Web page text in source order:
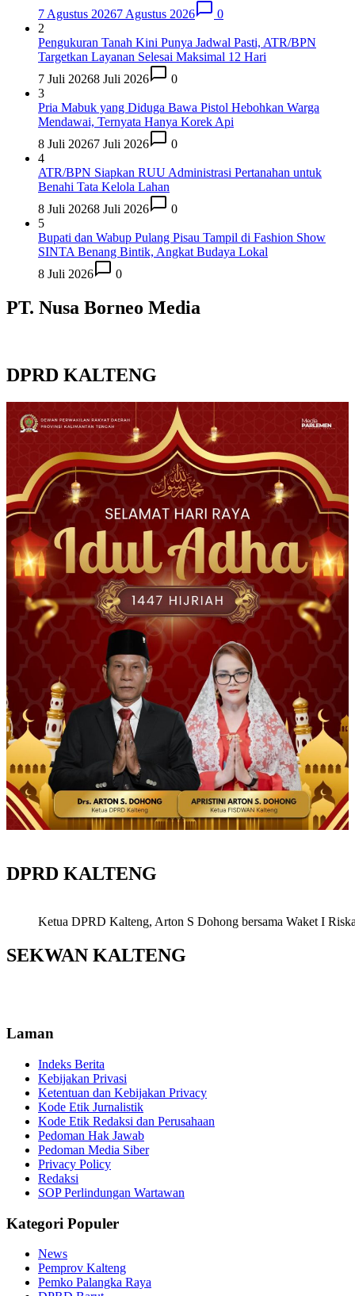
7 Agustus 20267 Agustus 2026
0
2
Pengukuran Tanah Kini Punya Jadwal Pasti, ATR/BPN
Targetkan Layanan Selesai Maksimal 12 Hari
7 Juli 20268 Juli 2026
0
3
Pria Mabuk yang Diduga Bawa Pistol Hebohkan Warga
Mendawai, Ternyata Hanya Korek Api
8 Juli 20267 Juli 2026
0
4
ATR/BPN Siapkan RUU Administrasi Pertanahan untuk
Benahi Tata Kelola Lahan
8 Juli 20268 Juli 2026
0
5
Bupati dan Wabup Pulang Pisau Tampil di Fashion Show
SINTA Benang Bintik, Angkat Budaya Lokal
8 Juli 2026
0
PT. Nusa Borneo Media
DPRD KALTENG
DPRD KALTENG
Ketua DPRD Kalteng, Arton S Dohong bersama Waket I
SEKWAN KALTENG
Laman
Indeks Berita
Kebijakan Privasi
Ketentuan dan Kebijakan Privacy
Kode Etik Jurnalistik
Kode Etik Redaksi dan Perusahaan
Pedoman Hak Jawab
Pedoman Media Siber
Privacy Policy
Redaksi
SOP Perlindungan Wartawan
Kategori Populer
News
Pemprov Kalteng
Pemko Palangka Raya